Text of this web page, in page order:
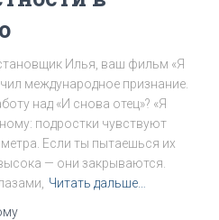
Илья, ваш фильм «Я
международное признание.
над «И снова отец»? «Я
подростки чувствуют
Если ты пытаешься их
— они закрываются.
Читать дальше…